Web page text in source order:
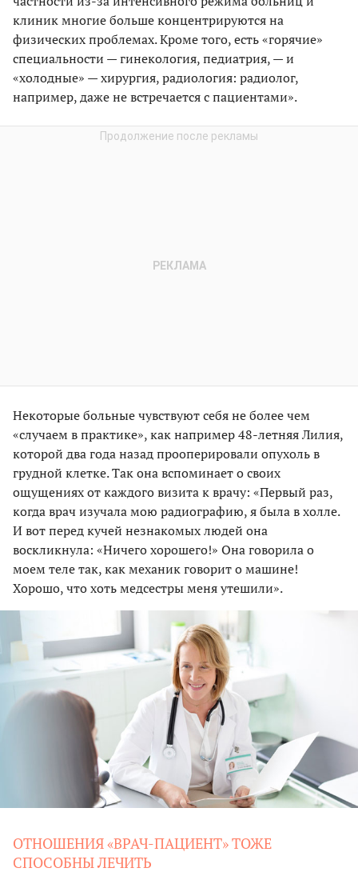
клиник многие больше концентрируются на
физических проблемах. Кроме того, есть «горячие»
специальности — гинекология, педиатрия, — и
«холодные» — хирургия, радиология: радиолог,
например, даже не встречается с пациентами».
Некоторые больные чувствуют себя не более чем
«случаем в практике», как например 48-летняя Лилия,
которой два года назад прооперировали опухоль в
грудной клетке. Так она вспоминает о своих
ощущениях от каждого визита к врачу: «Первый раз,
когда врач изучала мою радиографию, я была в холле.
И вот перед кучей незнакомых людей она
воскликнула: «Ничего хорошего!» Она говорила о
моем теле так, как механик говорит о машине!
Хорошо, что хоть медсестры меня утешили».
ОТНОШЕНИЯ «ВРАЧ-ПАЦИЕНТ» ТОЖЕ
СПОСОБНЫ ЛЕЧИТЬ